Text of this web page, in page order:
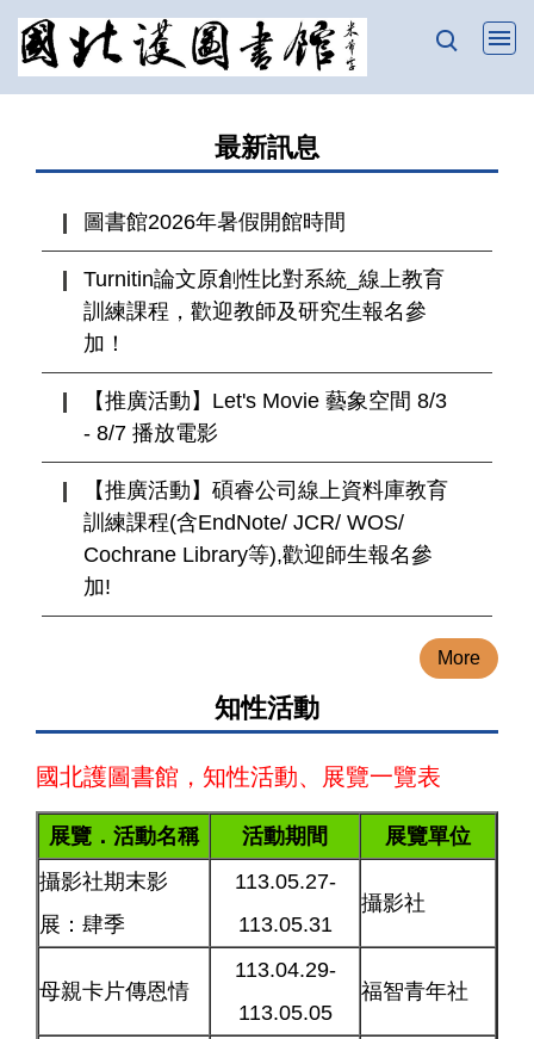
跳
到
最新訊息
圖書館2026年暑假開館時間
Turnitin論文原創性比對系統_線上教育
訓練課程，歡迎教師及研究生報名參
加！
【推廣活動】Let's Movie 藝象空間 8/3
- 8/7 播放電影
【推廣活動】碩睿公司線上資料庫教育
訓練課程(含EndNote/ JCR/ WOS/
Cochrane Library等),歡迎師生報名參
加!
More
知性活動
國北護圖書館，知性活動、展覽一覽表
展覽．活動名稱 活動期間
展覽單位
攝影社期末影
展：肆季
113.05.27-
113.05.31
攝影社
母親卡片傳恩情
113.04.29-
113.05.05
福智青年社